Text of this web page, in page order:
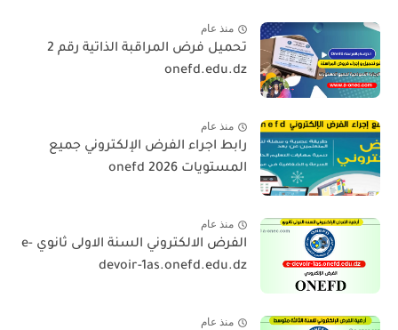
منذ عام
تحميل فرض المراقبة الذاتية رقم 2
onefd.edu.dz
منذ عام
رابط اجراء الفرض الإلكتروني جميع
المستويات 2026 onefd
منذ عام
الفرض الالكتروني السنة الاولى ثانوي e-
devoir-1as.onefd.edu.dz
منذ عام